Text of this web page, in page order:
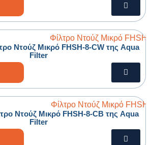
Ντούζ Μικρό FHSH-8-CW της Aqua
Filter
Ντούζ Μικρό FHSH-8-CB της Aqua
Filter